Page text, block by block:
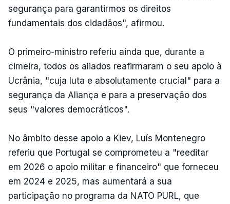
segurança para garantirmos os direitos
fundamentais dos cidadãos", afirmou.
O primeiro-ministro referiu ainda que, durante a
cimeira, todos os aliados reafirmaram o seu apoio à
Ucrânia, "cuja luta e absolutamente crucial" para a
segurança da Aliança e para a preservação dos
seus "valores democráticos".
No âmbito desse apoio a Kiev, Luís Montenegro
referiu que Portugal se comprometeu a "reeditar
em 2026 o apoio militar e financeiro" que forneceu
em 2024 e 2025, mas aumentará a sua
participação no programa da NATO PURL, que